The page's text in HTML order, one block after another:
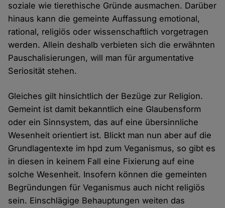
soziale wie tierethische Gründe ausmachen. Darüber
hinaus kann die gemeinte Auffassung emotional,
rational, religiös oder wissenschaftlich vorgetragen
werden. Allein deshalb verbieten sich die erwähnten
Pauschalisierungen, will man für argumentative
Seriosität stehen.
Gleiches gilt hinsichtlich der Bezüge zur Religion.
Gemeint ist damit bekanntlich eine Glaubensform
oder ein Sinnsystem, das auf eine übersinnliche
Wesenheit orientiert ist. Blickt man nun aber auf die
Grundlagentexte im hpd zum Veganismus, so gibt es
in diesen in keinem Fall eine Fixierung auf eine
solche Wesenheit. Insofern können die gemeinten
Begründungen für Veganismus auch nicht religiös
sein. Einschlägige Behauptungen weiten das